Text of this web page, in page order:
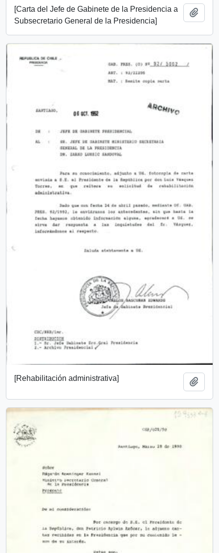
[Carta del Jefe de Gabinete de la Presidencia a
Subsecretario General de la Presidencia]
[Rehabilitación administrativa]